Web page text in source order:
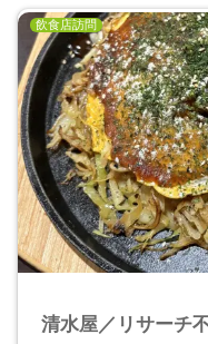
飲食店訪問
清水屋／リサーチ